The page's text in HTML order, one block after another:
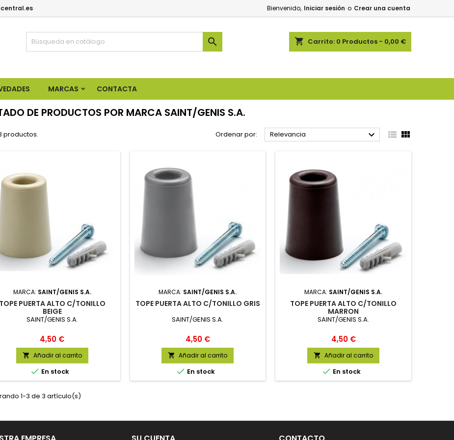
Bienvenido, Iniciar sesión o Crear una cuenta
shopping_cart Carrito: 0 Productos - 0,00 €

MARCAS CONTACTA
DE PRODUCTOS POR MARCA SAINT/GENIS S.A.
productos. Ordenar por: Relevancia   
MARCA: SAINT/GENIS S.A.
TOPE PUERTA ALTO C/TONILLO
BEIGE
SAINT/GENIS S.A.
Precio
4,50 €
 Añadir al carrito
 En stock
MARCA: SAINT/GENIS S.A.
TOPE PUERTA ALTO C/TONILLO GRIS
SAINT/GENIS S.A.
Precio
4,50 €
 Añadir al carrito
 En stock
MARCA: SAINT/GENIS S.A.
TOPE PUERTA ALTO C/TONILLO
MARRON
SAINT/GENIS S.A.
Precio
4,50 €
 Añadir al carrito
 En stock
1-3 de 3 artículo(s)